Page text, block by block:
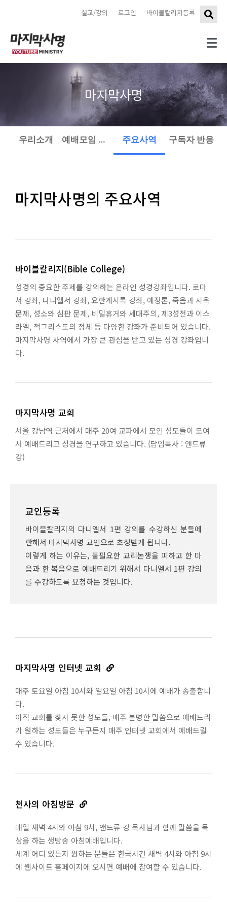
바이블칼리지등록
로그인
설교/강의
마지막사명
우리소개 예배모임 안내 주요사역 구독자 반응
마지막사명의 주요사역
바이블칼리지(Bible College)
성경의 중요한 주제를 강의하는 온라인 성경강좌입니다. 로마
서 강좌, 다니엘서 강좌, 요한계시록 강좌, 예정론, 죽음과 지옥
문제, 성소와 심판 문제, 비밀휴거와 세대주의, 제3성전과 이스
라엘, 적그리스도의 정체 등 다양한 강좌가 준비되어 있습니다.
마지막사명 사역에서 가장 큰 관심을 받고 있는 성경 강좌입니
다.
마지막사명 교회
서울 강남역 근처에서 매주 20여 교파에서 모인 성도들이 모여
서 예배드리고 성경을 연구하고 있습니다. (담임목사 : 앤드류
강)
교인등록
바이블칼리지의 다니엘서 1편 강의를 수강하신 분들에
한해서 마지막사명 교인으로 초청받게 됩니다.
이렇게 하는 이유는, 불필요한 교리논쟁을 피하고 한 마
음과 한 복음으로 예배드리기 위해서 다니엘서 1편 강의
를 수강하도록 요청하는 것입니다.
마지막사명 인터넷 교회
매주 토요일 아침 10시와 일요일 아침 10시에 예배가 송출합니
다.
아직 교회를 찾지 못한 성도들, 매주 분명한 말씀으로 예배드리
기 원하는 성도들은 누구든지 매주 인터넷 교회에서 예배드릴
수 있습니다.
천사의 아침방문
매일 새벽 4시와 아침 9시, 앤드류 강 목사님과 함께 말씀을 묵
상을 하는 생방송 아침예배입니다.
세계 어디 있든지 원하는 분들은 한국시간 새벽 4시와 아침 9시
에 웹사이트 홈페이지에 오시면 예배에 참여할 수 있습니다.